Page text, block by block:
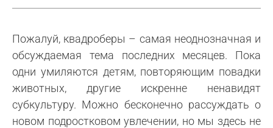
Пожалуй, квадроберы – самая неоднозначная и
обсуждаемая тема последних месяцев. Пока
одни умиляются детям, повторяющим повадки
животных, другие искренне ненавидят
субкультуру. Можно бесконечно рассуждать о
новом подростковом увлечении, но мы здесь не